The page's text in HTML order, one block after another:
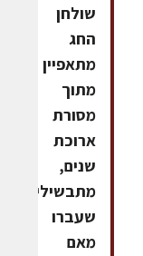
שולחן
החג
מתאפיין
מתוך
מסורת
ארוכת
שנים,
מתבשילים
שעברו
מאם